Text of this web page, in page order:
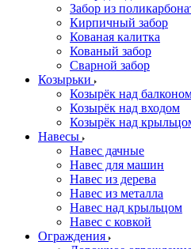
Забор из
Кирпичный забор
Кованая калитка
Кованый забор
Сварной забор
Козырьки
Козырёк над
Козырёк над входом
Козырёк над
Навесы
Навес дачные
Навес для машин
Навес из дерева
Навес из металла
Навес над крыльцом
Навес с ковкой
Ограждения